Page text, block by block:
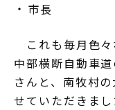
市長
これも毎月色々
中部横断自動車
さんと、南牧村
せていただきま